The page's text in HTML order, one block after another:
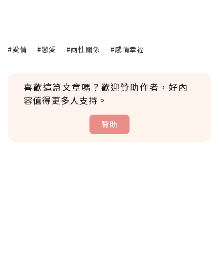
#愛情 #戀愛 #兩性關係 #感情幸福
喜歡這篇文章嗎？歡迎贊助作者，好內
容值得更多人支持。
贊助